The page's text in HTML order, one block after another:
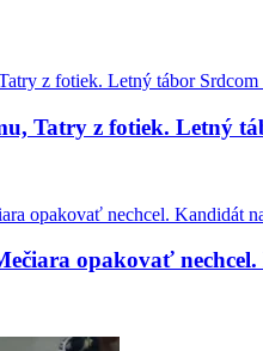
Tatry z fotiek. Letný
opakovať